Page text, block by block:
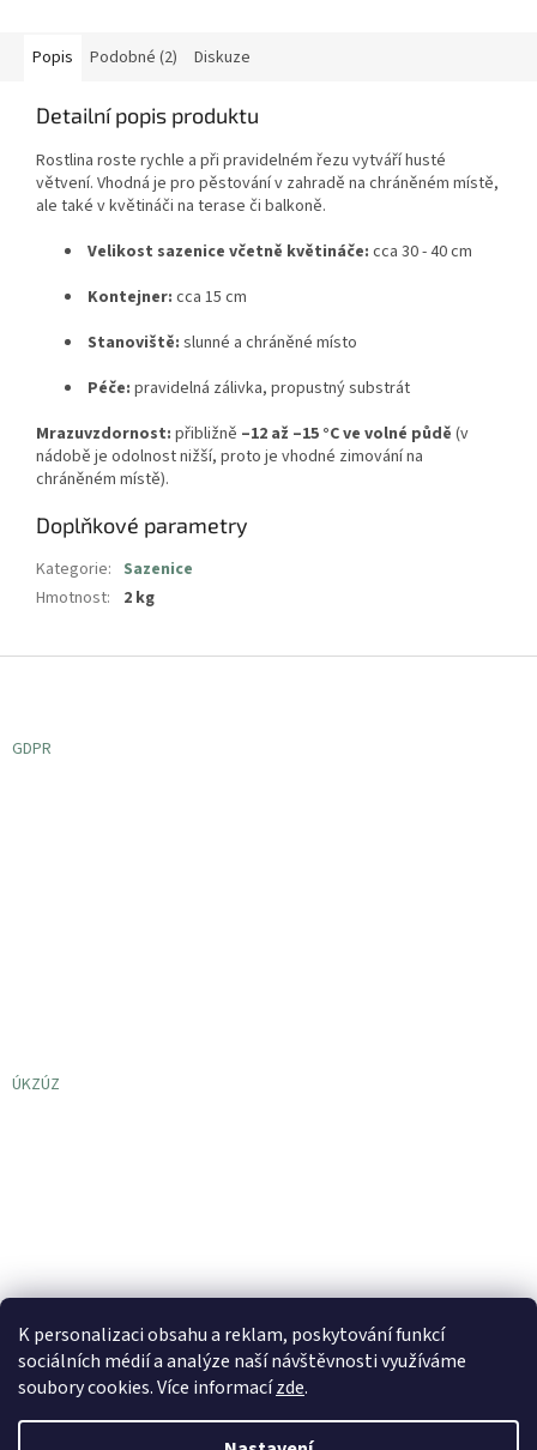
K personalizaci obsahu a reklam, poskytování funkcí
sociálních médií a analýze naší návštěvnosti využíváme
soubory cookies. Více informacízde.
Popis Podobné (2) Diskuze
Detailní popis produktu
Rostlina roste rychle a při pravidelném řezu vytváří husté
větvení. Vhodná je pro pěstování v zahradě na chráněném místě,
ale také v květináči na terase či balkoně.
Velikost sazenice včetně květináče: cca 30 - 40 cm
Kontejner: cca 15 cm
Stanoviště: slunné a chráněné místo
Péče: pravidelná zálivka, propustný substrát
Mrazuvzdornost: přibližně –12 až –15 °C ve volné půdě (v
nádobě je odolnost nižší, proto je vhodné zimování na
chráněném místě).
Doplňkové parametry
Kategorie: Sazenice
Hmotnost: 2 kg
GDPR
ÚKZÚZ